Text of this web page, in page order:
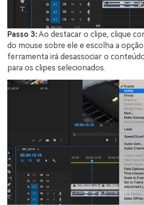
Passo 3:Ao destacar o clipe, clique
do mouse sobre ele e escolha a opção
ferramenta irá desassociar o
para os clipes selecionados.